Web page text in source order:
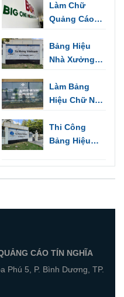
Cảnh Báo,
Chỉ Hướng
Làm Chữ
Quảng Cáo
Biển Tên Văn
Phòng
Bảng Hiệu
Nhà Xưởng
Dương | Biển
Hiệu Kho,
Làm Bảng
Hiệu Chữ Nổi
Một | Quảng
Cáo Tín Nghĩa
Thi Công
Bảng Hiệu
Tại Tân Uyên
| Quảng Cáo
TP.HCM
CÁO TÍN NGHĨA
Phú 5, P. Bình Dương, TP.